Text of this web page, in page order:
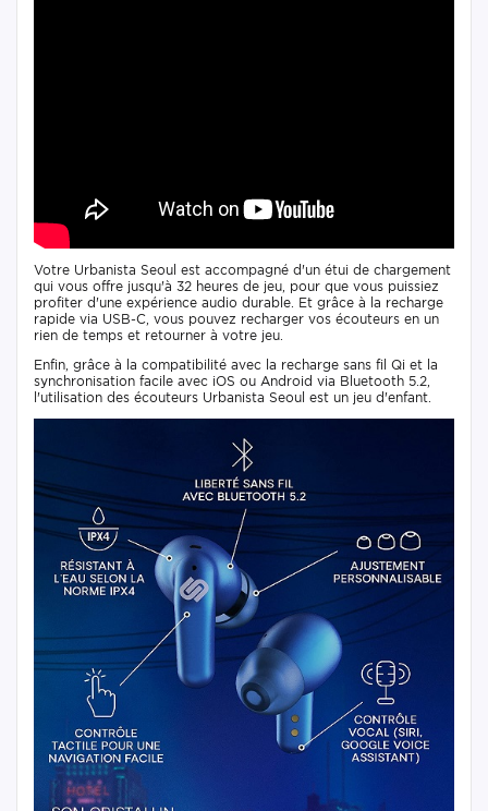
Votre Urbanista Seoul est accompagné d'un étui de chargement
qui vous offre jusqu'à 32 heures de jeu, pour que vous puissiez
profiter d'une expérience audio durable. Et grâce à la recharge
rapide via USB-C, vous pouvez recharger vos écouteurs en un
rien de temps et retourner à votre jeu.
Enfin, grâce à la compatibilité avec la recharge sans fil Qi et la
synchronisation facile avec iOS ou Android via Bluetooth 5.2,
l'utilisation des écouteurs Urbanista Seoul est un jeu d'enfant.